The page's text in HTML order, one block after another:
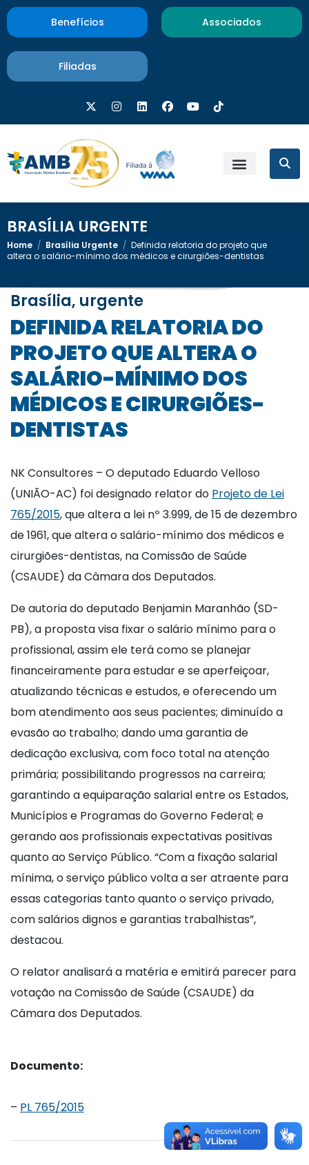
Benefícios Associados
Filiadas
BRASÍLIA URGENTE
Home / Brasília Urgente / Definida relatoria do projeto que
altera o salário-mínimo dos médicos e cirurgiões-dentistas
Brasília, urgente
DEFINIDA RELATORIA DO
PROJETO QUE ALTERA O
SALÁRIO-MÍNIMO DOS
MÉDICOS E CIRURGIÕES-
DENTISTAS
NK Consultores – O deputado Eduardo Velloso
(UNIÃO-AC) foi designado relator do Projeto de Lei
765/2015, que altera a lei nº 3.999, de 15 de dezembro
de 1961, que altera o salário-mínimo dos médicos e
cirurgiões-dentistas, na Comissão de Saúde
(CSAUDE) da Câmara dos Deputados.
De autoria do deputado Benjamin Maranhão (SD-
PB), a proposta visa fixar o salário mínimo para o
profissional, assim ele terá como se planejar
financeiramente para estudar e se aperfeiçoar,
atualizando técnicas e estudos, e oferecendo um
bom atendimento aos seus pacientes; diminuído a
evasão ao trabalho; dando uma garantia de
dedicação exclusiva, com foco total na atenção
primária; possibilitando progressos na carreira;
garantindo a equiparação salarial entre os Estados,
Municípios e Programas do Governo Federal; e
gerando aos profissionais expectativas positivas
quanto ao Serviço Público. “Com a fixação salarial
mínima, o serviço público volta a ser atraente para
essas categorias tanto quanto o serviço privado,
com salários dignos e garantias trabalhistas”,
destacou.
O relator analisará a matéria e emitirá parecer para
votação na Comissão de Saúde (CSAUDE) da
Câmara dos Deputados.
Documento:
– PL 765/2015